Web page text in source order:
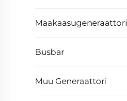
Maakaasugeneraattori
Busbar
Muu Generaattori